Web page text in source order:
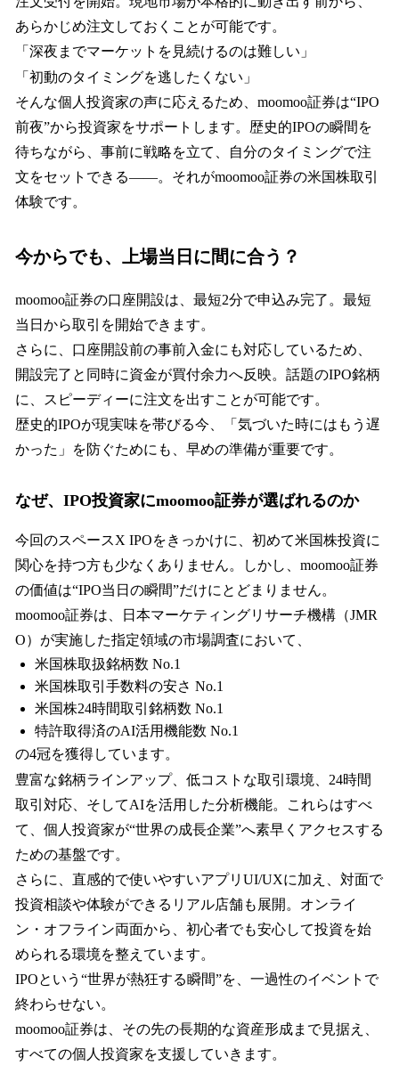
あらかじめ注文しておくことが可能です。
「深夜までマーケットを見続けるのは難しい」
「初動のタイミングを逃したくない」
そんな個人投資家の声に応えるため、moomoo証券は“IPO
前夜”から投資家をサポートします。歴史的IPOの瞬間を
待ちながら、事前に戦略を立て、自分のタイミングで注
文をセットできる――。それがmoomoo証券の米国株取引
体験です。
今からでも、上場当日に間に合う？
moomoo証券の口座開設は、最短2分で申込み完了。最短
当日から取引を開始できます。
さらに、口座開設前の事前入金にも対応しているため、
開設完了と同時に資金が買付余力へ反映。話題のIPO銘柄
に、スピーディーに注文を出すことが可能です。
歴史的IPOが現実味を帯びる今、「気づいた時にはもう遅
かった」を防ぐためにも、早めの準備が重要です。
なぜ、IPO投資家にmoomoo証券が選ばれるのか
今回のスペースX IPOをきっかけに、初めて米国株投資に
関心を持つ方も少なくありません。しかし、moomoo証券
の価値は“IPO当日の瞬間”だけにとどまりません。
moomoo証券は、日本マーケティングリサーチ機構（JMR
O）が実施した指定領域の市場調査において、
米国株取扱銘柄数 No.1
米国株取引手数料の安さ No.1
米国株24時間取引銘柄数 No.1
特許取得済のAI活用機能数 No.1
の4冠を獲得しています。
豊富な銘柄ラインアップ、低コストな取引環境、24時間
取引対応、そしてAIを活用した分析機能。これらはすべ
て、個人投資家が“世界の成長企業”へ素早くアクセスする
ための基盤です。
さらに、直感的で使いやすいアプリUI/UXに加え、対面で
投資相談や体験ができるリアル店舗も展開。オンライ
ン・オフライン両面から、初心者でも安心して投資を始
められる環境を整えています。
IPOという“世界が熱狂する瞬間”を、一過性のイベントで
終わらせない。
moomoo証券は、その先の長期的な資産形成まで見据え、
すべての個人投資家を支援していきます。